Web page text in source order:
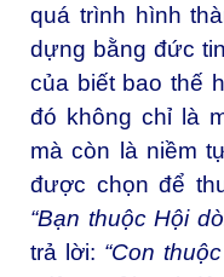
quá trình hình
dựng bằng đức
của biết bao thế
đó không chỉ là
mà còn là niềm
được chọn để
“Bạn thuộc Hội
trả lời: “Con